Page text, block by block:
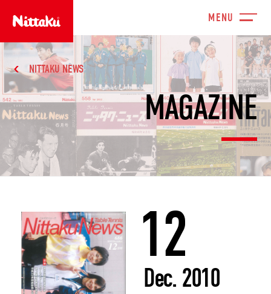
MAGAZINE
NITTAKU NEWS
12
Dec. 2010